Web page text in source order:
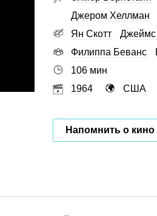
Джером Хеллман
Ян Скотт
Джеймс
Филиппа Беванс
106 мин
1964
США
Напомнить о кино